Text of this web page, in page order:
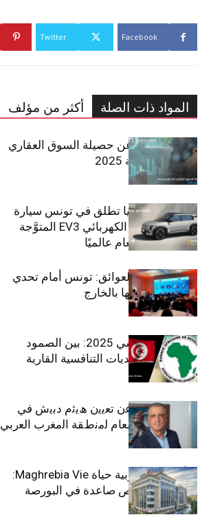
Facebook
Twitter
المواد ذات الصلة أكثر من مؤلف
مبوب تكشف عن حصيلة السوق العقاري
في تونس لسنة 2025
سيتي كارز – كيا تطلق في تونس سيارة
الـدفع الرباعي الكهربائي EV3 المتوَّجة
بلقب سيارة العام عالميًا
بين الطموح والعوائق: تونس أمام تحدي
استعادة كفاءاتها بالخارج
الاقتصاد التونسي 2025: بين الصمود
الاجتماعي وتحديات التنافسية القارية
ﺗﯾﺗرا ﺑﺎك ﺗﻌﻠن ﻋن ﺗﻌﯾﯾن ھﯾﺛم دﺑﯾش ﻓﻲ
ﻣﻧﺻب اﻟﻣدﯾر اﻟﻌﺎم ﻟﻣﻧطﻘﺔ اﻟﻣﻐرب اﻟﻌرﺑﻲ
وﻏرب أﻓرﯾﻘﯾﺎ
التأمينات المغربية حياة Maghrebia Vie:
فاعل رائد بفرص صاعدة في البورصة
(+34.8%)